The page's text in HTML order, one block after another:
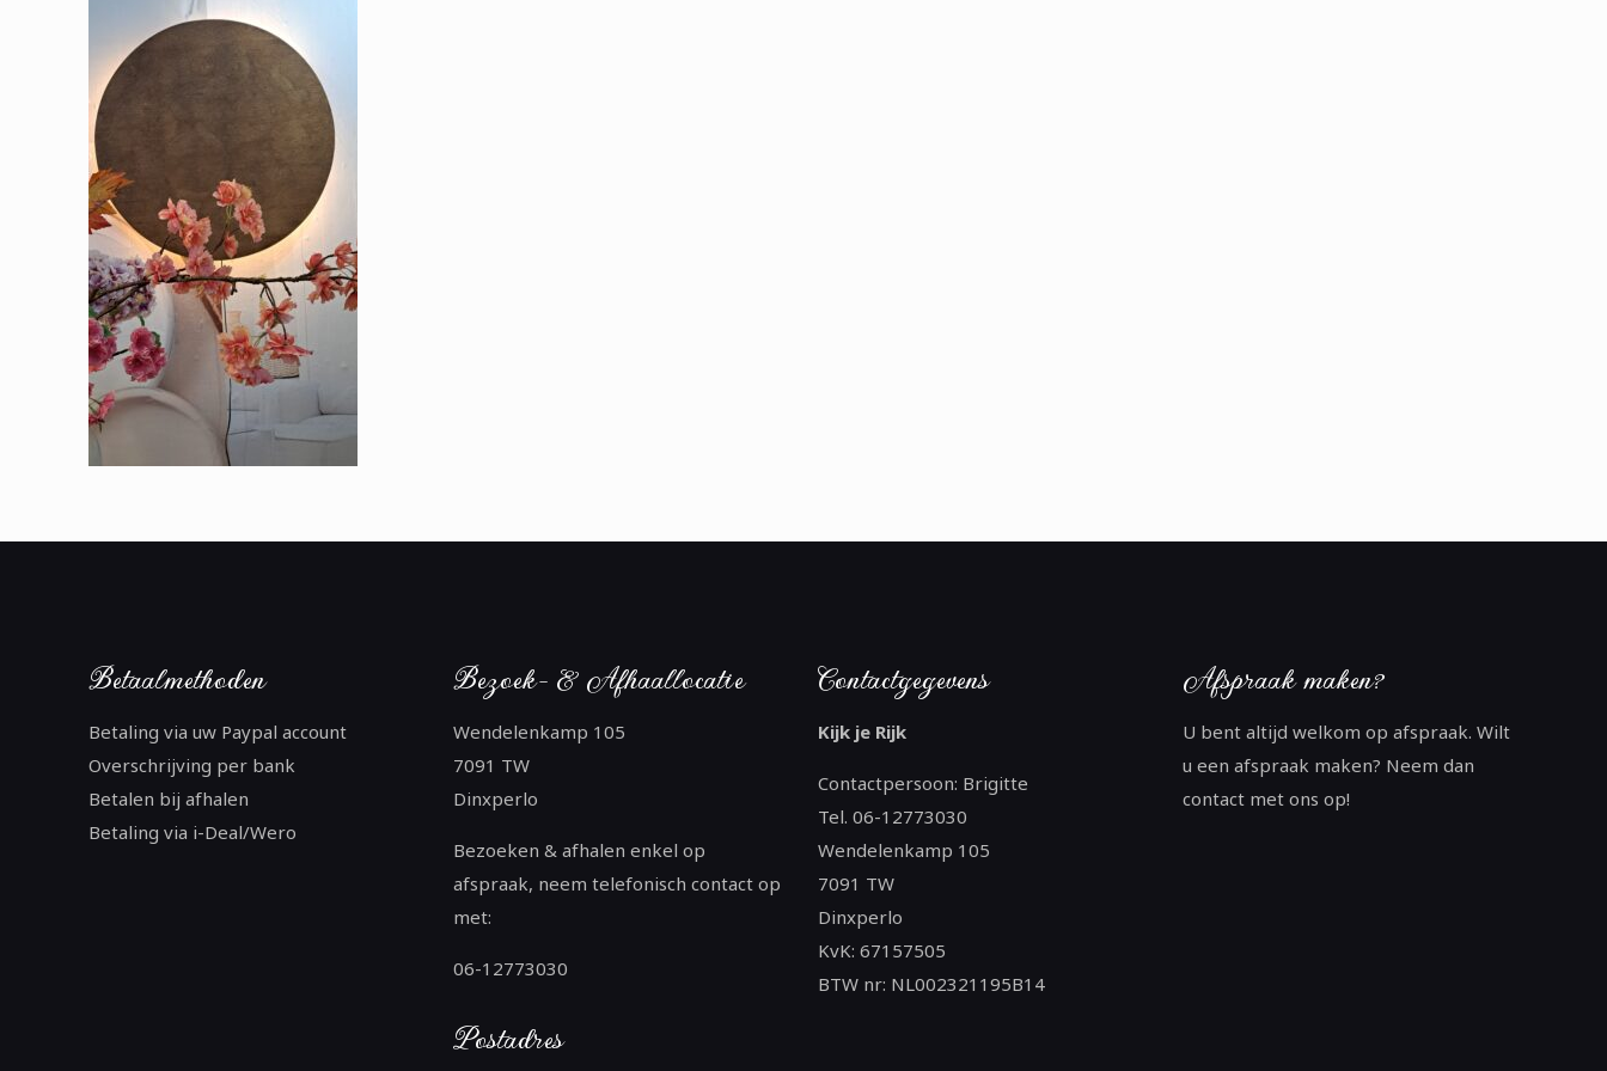
Betaalmethoden
Betaling via uw Paypal account
Overschrijving per bank
Betalen bij afhalen
Betaling via i-Deal/Wero
Bezoek- & Afhaallocatie
Wendelenkamp 105
7091 TW
Dinxperlo
Bezoeken & afhalen enkel op
afspraak, neem telefonisch contact op
met:
06-12773030
Postadres
Contactgegevens
Kijk je Rijk
Contactpersoon: Brigitte
Tel. 06-12773030
Wendelenkamp 105
7091 TW
Dinxperlo
KvK: 67157505
BTW nr: NL002321195B14
Afspraak maken?
U bent altijd welkom op afspraak. Wilt
u een afspraak maken? Neem dan
contact met ons op!